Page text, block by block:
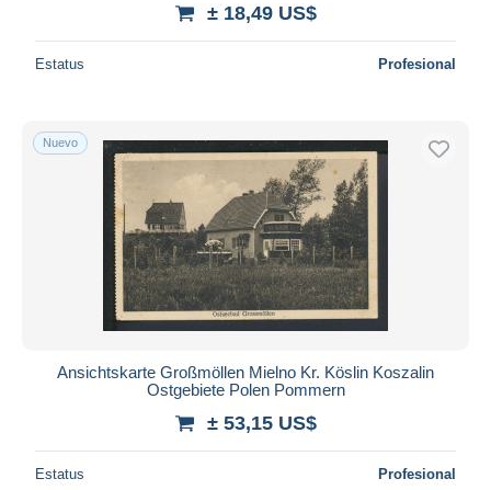
± 18,49 US$
Estatus Profesional
Nuevo
Ansichtskarte Großmöllen Mielno Kr. Köslin Koszalin
Ostgebiete Polen Pommern
± 53,15 US$
Estatus Profesional